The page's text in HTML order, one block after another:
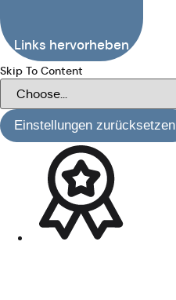
Links hervorheben
Skip To Content
Einstellungen zurücksetzen